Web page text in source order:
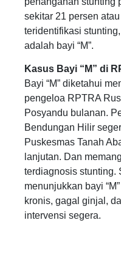
sekitar 21 persen
teridentifikasi
adalah bayi “M”.
Kasus Bayi “M” di
Bayi “M” diketahui
pengeloa RPTRA
Posyandu bulanan.
Bendungan Hilir
Puskesmas Tanah
lanjutan. Dan
terdiagnosis stunting.
menunjukkan bayi
kronis, gagal ginjal,
intervensi segera.